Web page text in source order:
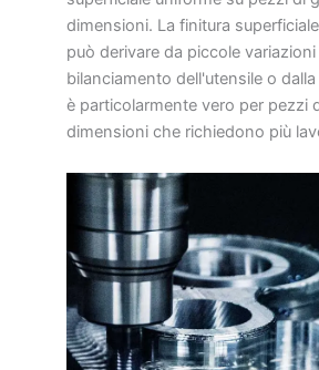
dimensioni. La finitura
può derivare da piccole variazioni
bilanciamento dell'utensile o
è particolarmente vero per pezzi
dimensioni che richiedono più